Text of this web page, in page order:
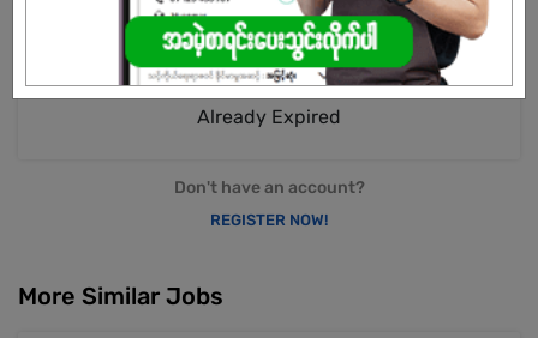
Already Expired
Don't have an account?
REGISTER NOW!
More Similar Jobs